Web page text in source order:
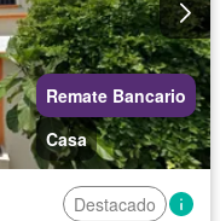
Remate Bancario
Casa
Destacado